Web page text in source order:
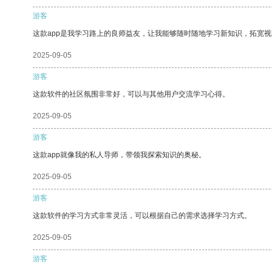
游客
这款app是我学习路上的良师益友，让我能够随时随地学习新知识，拓宽
2025-09-05
游客
这款软件的社区氛围非常好，可以与其他用户交流学习心得。
2025-09-05
游客
这款app就像我的私人导师，带领我探索知识的奥秘。
2025-09-05
游客
这款软件的学习方式非常灵活，可以根据自己的需求选择学习方式。
2025-09-05
游客